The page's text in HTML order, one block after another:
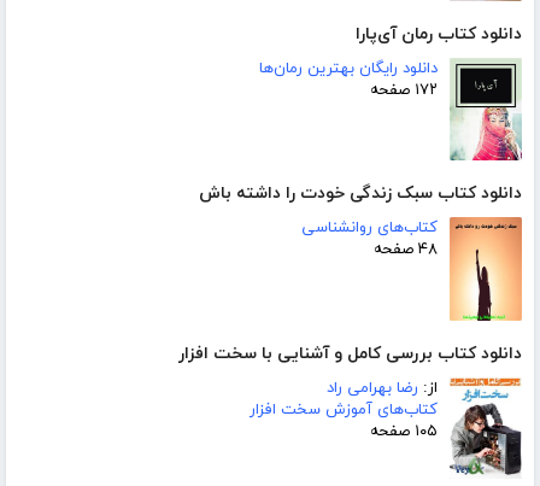
دانلود کتاب رمان آی‌پارا
دانلود رایگان بهترین رمان‌ها
۱۷۲ صفحه
دانلود کتاب سبک زندگی خودت را داشته باش
کتاب‌های روانشناسی
۴۸ صفحه
دانلود کتاب بررسی کامل و آشنایی با سخت افزار
از: رضا بهرامی راد
کتاب‌های آموزش سخت افزار
۱۰۵ صفحه